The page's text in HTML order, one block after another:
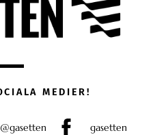
MEDIER!
@gasetten gasetten